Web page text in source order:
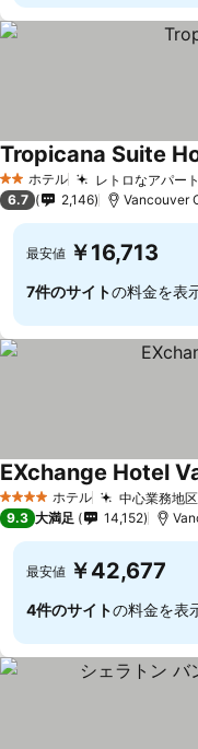
2 ホテルのランク
ホテル レトロなアパー
Tropicana Suite
6.7 2,146 Vancouver
最安値 ￥16,713
7件のサイトの料金を表
4 ホテルのランク
ホテル 中心業務地
EXchange Hotel
9.3 大満足 14,152
最安値 ￥42,677
4件のサイトの料金を表